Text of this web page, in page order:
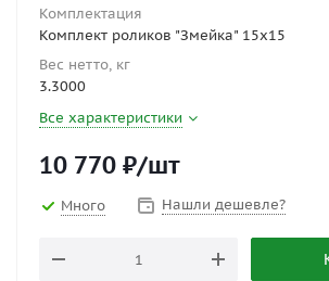
Комплектация
Комплект роликов "Змейка" 15x15
Вес нетто, кг
3.3000
Все характеристики
10 770 ₽/шт
Много Нашли дешевле?